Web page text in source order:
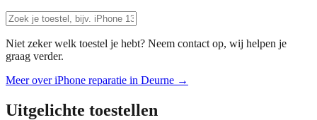
Niet zeker welk toestel je hebt? Neem contact op, wij helpen je
graag verder.
Meer over iPhone reparatie in Deurne →
Uitgelichte toestellen